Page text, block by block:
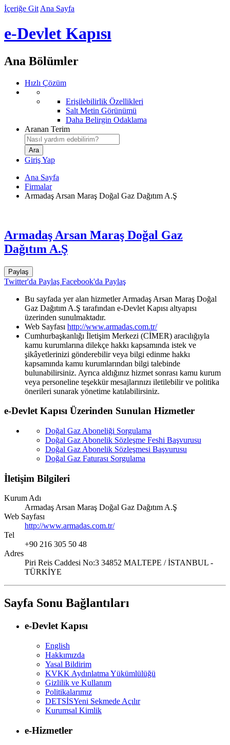
İçeriğe Git Ana Sayfa
e-Devlet Kapısı
Ana Bölümler
Hızlı Çözüm
Erişilebilirlik Özellikleri
Salt Metin Görünümü
Daha Belirgin Odaklama
Aranan Terim
Giriş Yap
Ana Sayfa
Firmalar
Armadaş Arsan Maraş Doğal Gaz Dağıtım A.Ş
Armadaş Arsan Maraş Doğal Gaz
Dağıtım A.Ş
Paylaş
Twitter'da Paylaş Facebook'da Paylaş
Bu sayfada yer alan hizmetler Armadaş Arsan Maraş Doğal
Gaz Dağıtım A.Ş tarafından e-Devlet Kapısı altyapısı
üzerinden sunulmaktadır.
Web Sayfası http://www.armadas.com.tr/
Cumhurbaşkanlığı İletişim Merkezi (CİMER) aracılığıyla
kamu kurumlarına dilekçe hakkı kapsamında istek ve
şikâyetlerinizi gönderebilir veya bilgi edinme hakkı
kapsamında kamu kurumlarından bilgi talebinde
bulunabilirsiniz. Ayrıca aldığınız hizmet sonrası kamu kurum
veya personeline teşekkür mesajlarınızı iletilebilir ve politika
önerileri sunarak yönetime katılabilirsiniz.
e-Devlet Kapısı Üzerinden Sunulan Hizmetler
Doğal Gaz Aboneliği Sorgulama
Doğal Gaz Abonelik Sözleşme Feshi Başvurusu
Doğal Gaz Abonelik Sözleşmesi Başvurusu
Doğal Gaz Faturası Sorgulama
İletişim Bilgileri
Kurum Adı
Armadaş Arsan Maraş Doğal Gaz Dağıtım A.Ş
Web Sayfası
http://www.armadas.com.tr/
Tel
+90 216 305 50 48
Adres
Piri Reis Caddesi No:3 34852 MALTEPE / İSTANBUL -
TÜRKİYE
Sayfa Sonu Bağlantıları
e-Devlet Kapısı
English
Hakkımızda
Yasal Bildirim
KVKK Aydınlatma Yükümlülüğü
Gizlilik ve Kullanım
Politikalarımız
DETSİSYeni Sekmede Açılır
Kurumsal Kimlik
e-Hizmetler